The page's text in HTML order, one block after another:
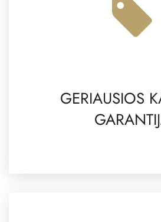
GERIAUSIOS